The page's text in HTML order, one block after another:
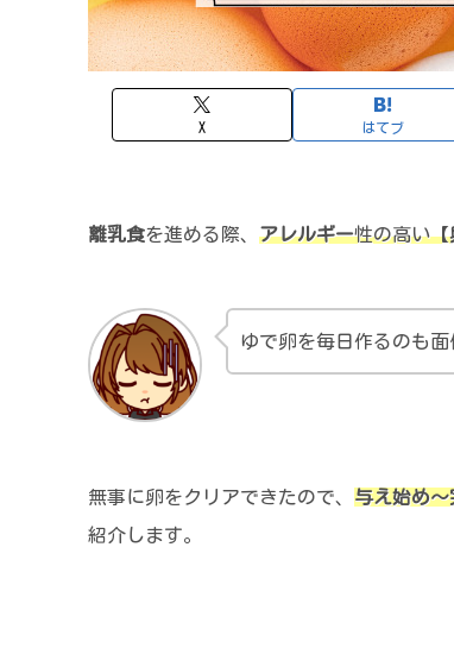
X はてブ
離乳食を進める際、 アレルギー性の高い【
ゆで卵を毎日作るのも面
無事に卵をクリアできたので、 与え始め～
紹介します。